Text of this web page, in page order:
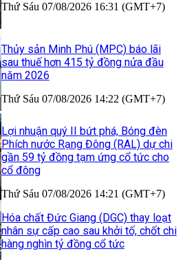
Thứ Sáu 07/08/2026 16:31 (GMT+7)
Thủy sản Minh Phú (MPC) báo lãi
sau thuế hơn 415 tỷ đồng nửa đầu
năm 2026
Thứ Sáu 07/08/2026 14:22 (GMT+7)
Lợi nhuận quý II bứt phá, Bóng đèn
Phích nước Rạng Đông (RAL) dự chi
gần 59 tỷ đồng tạm ứng cổ tức cho
cổ đông
Thứ Sáu 07/08/2026 14:21 (GMT+7)
Hóa chất Đức Giang (DGC) thay loạt
nhân sự cấp cao sau khởi tố, chốt chi
hàng nghìn tỷ đồng cổ tức